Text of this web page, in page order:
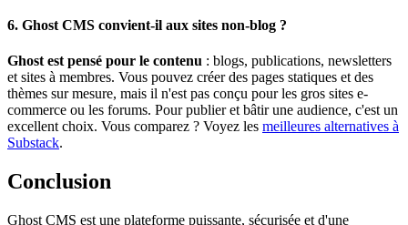
6. Ghost CMS convient-il aux sites non-blog ?
Ghost est pensé pour le contenu : blogs, publications, newsletters
et sites à membres. Vous pouvez créer des pages statiques et des
thèmes sur mesure, mais il n'est pas conçu pour les gros sites e-
commerce ou les forums. Pour publier et bâtir une audience, c'est un
excellent choix. Vous comparez ? Voyez les meilleures alternatives à
Substack.
Conclusion
Ghost CMS est une plateforme puissante, sécurisée et d'une